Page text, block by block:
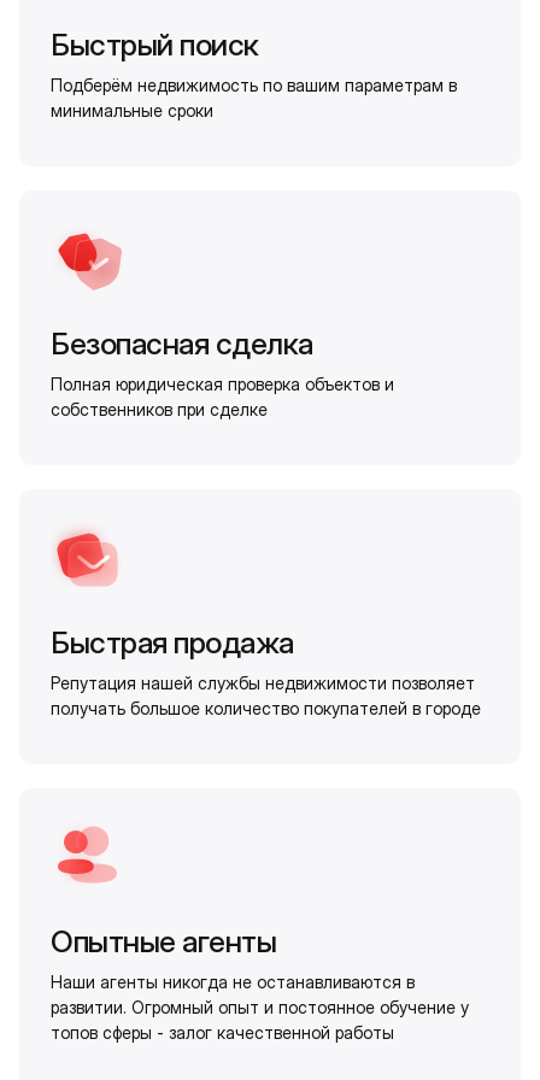
Быстрый поиск
Подберём недвижимость по вашим параметрам в
минимальные сроки
Безопасная сделка
Полная юридическая проверка объектов и
собственников при сделке
Быстрая продажа
Репутация нашей службы недвижимости позволяет
получать большое количество покупателей в городе
Опытные агенты
Наши агенты никогда не останавливаются в
развитии. Огромный опыт и постоянное обучение у
топов сферы - залог качественной работы